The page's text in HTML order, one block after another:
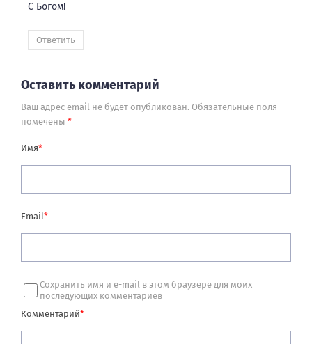
С Богом!
Ответить
Оставить комментарий
Ваш адрес email не будет опубликован. Обязательные поля
помечены *
Имя*
Email*
Сохранить имя и e-mail в этом браузере для моих
последующих комментариев
Комментарий*